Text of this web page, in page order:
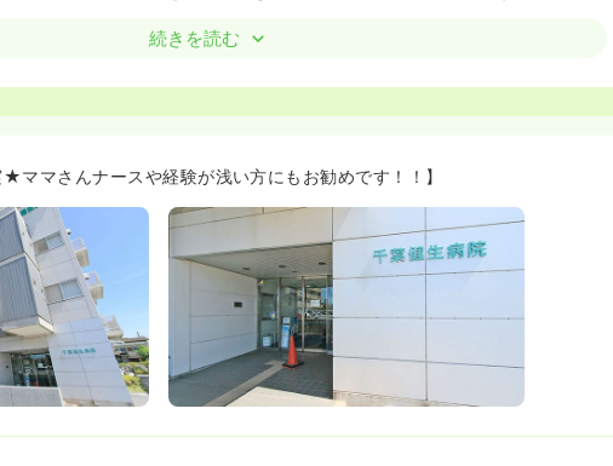
時間が短く、体の負担も少ないです。
長さんが毎月10日程かけて勤務シフトを作成していらっしゃいます。
所、独身寮完備の他、毎年行われるイベントやサークル活動、ディズニー
ももらえ、スタッフに満足して働いていただく環境作りを心掛けています
☆≫
目と段階分けした教育制度をとっており、スタッフの効率的なスキル向上
け入れていますので、フォロー体制は充実しています！
続きを読む
★ママさんナースや経験が浅い方にもお勧めです！！】